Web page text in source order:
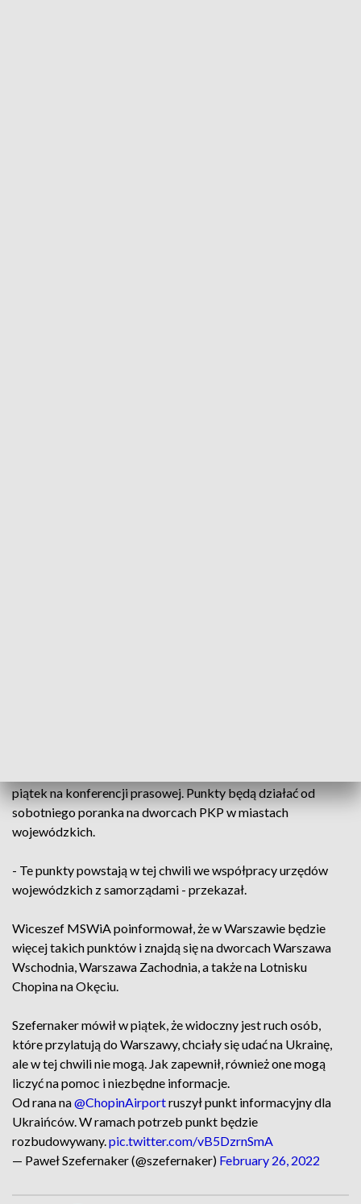
piątek na konferencji prasowej. Punkty będą działać od
sobotniego poranka na dworcach PKP w miastach
wojewódzkich.
- Te punkty powstają w tej chwili we współpracy urzędów
wojewódzkich z samorządami - przekazał.
Wiceszef MSWiA poinformował, że w Warszawie będzie
więcej takich punktów i znajdą się na dworcach Warszawa
Wschodnia, Warszawa Zachodnia, a także na Lotnisku
Chopina na Okęciu.
Szefernaker mówił w piątek, że widoczny jest ruch osób,
które przylatują do Warszawy, chciały się udać na Ukrainę,
ale w tej chwili nie mogą. Jak zapewnił, również one mogą
liczyć na pomoc i niezbędne informacje.
Od rana na@ChopinAirportruszył punkt informacyjny dla
Ukraińców. W ramach potrzeb punkt będzie
rozbudowywany.pic.twitter.com/vB5DzrnSmA
— Paweł Szefernaker (@szefernaker) February 26, 2022